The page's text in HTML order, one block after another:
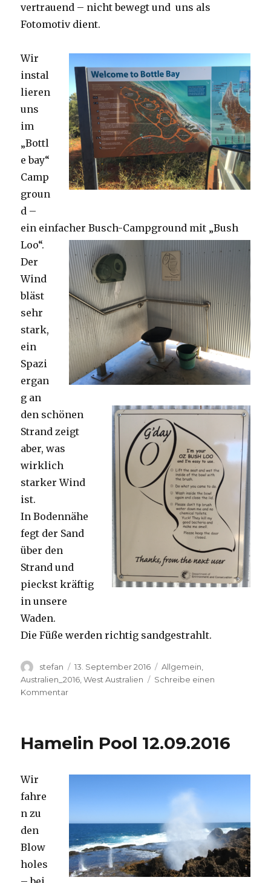
vertrauend – nicht bewegt und uns als
Fotomotiv dient.
Wir
instal
lieren
uns
im
„Bottl
e bay“
Camp
groun
d –
ein einfacher Busch-Campground mit „Bush
Loo“.
Der
Wind
bläst
sehr
stark,
ein
Spazi
ergan
g an
den schönen
Strand zeigt
aber, was
wirklich
starker Wind
ist.
In Bodennähe
fegt der Sand
über den
Strand und
pieckst kräftig
in unsere
Waden.
Die Füße werden richtig sandgestrahlt.
Autor
stefan
Veröffentlicht
am
13. September 2016 Kategorien
Allgemein
Australien_2016 ,West Australien
Schreibe einen
Kommentarzu
Hamelin Pool 12.09.2016
Wir
fahre
n zu
den
Blow
holes